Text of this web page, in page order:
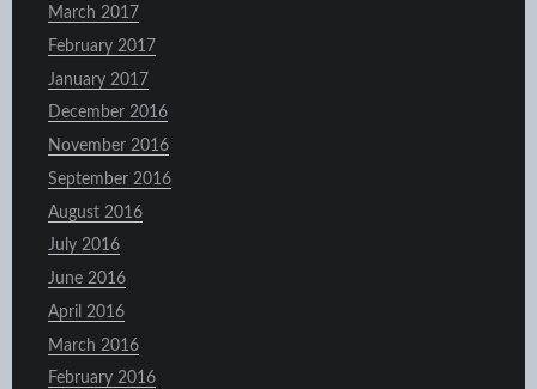
March 2017
February 2017
January 2017
December 2016
November 2016
September 2016
August 2016
July 2016
June 2016
April 2016
March 2016
February 2016